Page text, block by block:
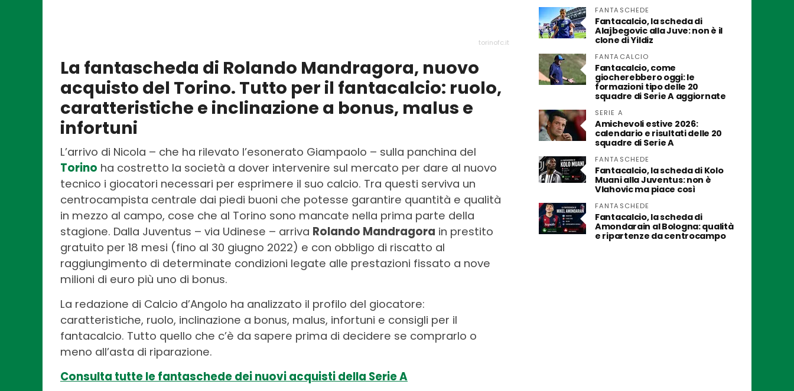
torinofc.it
La fantascheda di Rolando Mandragora, nuovo
acquisto del Torino. Tutto per il fantacalcio: ruolo,
caratteristiche e inclinazione a bonus, malus e
infortuni
L’arrivo di Nicola – che ha rilevato l’esonerato Giampaolo – sulla panchina del
Torino ha costretto la società a dover intervenire sul mercato per dare al nuovo
tecnico i giocatori necessari per esprimere il suo calcio. Tra questi serviva un
centrocampista centrale dai piedi buoni che potesse garantire quantità e qualità
in mezzo al campo, cose che al Torino sono mancate nella prima parte della
stagione. Dalla Juventus – via Udinese – arriva Rolando Mandragora in prestito
gratuito per 18 mesi (fino al 30 giugno 2022) e con obbligo di riscatto al
raggiungimento di determinate condizioni legate alle prestazioni fissato a nove
milioni di euro più uno di bonus.
La redazione di Calcio d’Angolo ha analizzato il profilo del giocatore:
caratteristiche, ruolo, inclinazione a bonus, malus, infortuni e consigli per il
fantacalcio. Tutto quello che c’è da sapere prima di decidere se comprarlo o
meno all’asta di riparazione.
Consulta tutte le fantaschede dei nuovi acquisti della Serie A
FANTASCHEDE
Fantacalcio, la scheda di
Alajbegovic alla Juve: non è il
clone di Yildiz
FANTACALCIO
Fantacalcio, come
giocherebbero oggi: le
formazioni tipo delle 20
squadre di Serie A aggiornate
SERIE A
Amichevoli estive 2026:
calendario e risultati delle 20
squadre di Serie A
FANTASCHEDE
Fantacalcio, la scheda di Kolo
Muani alla Juventus: non è
Vlahovic ma piace così
FANTASCHEDE
Fantacalcio, la scheda di
Amondarain al Bologna: qualità
e ripartenze da centrocampo